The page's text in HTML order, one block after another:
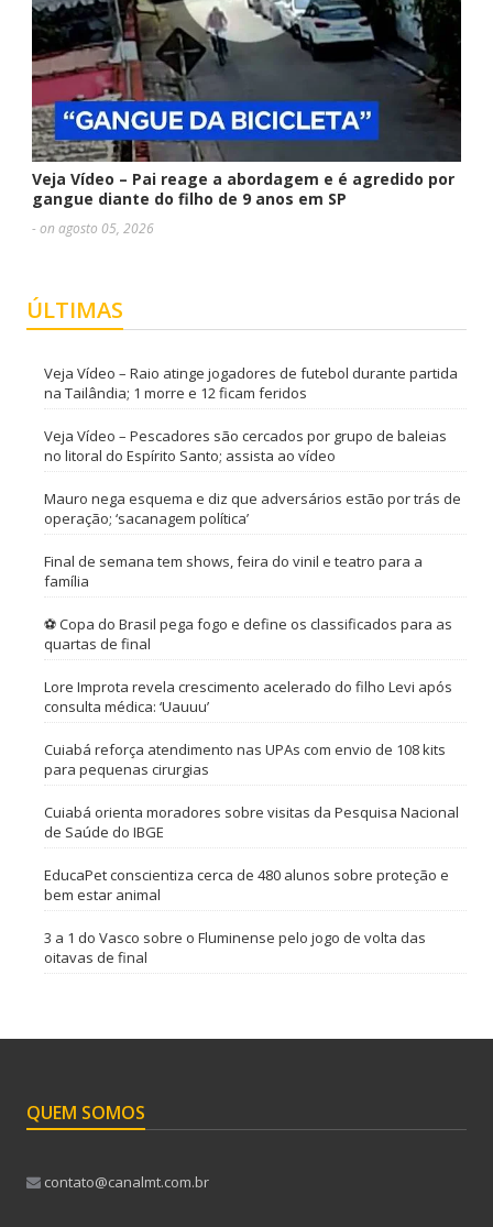
Veja Vídeo – Pai reage a abordagem e é agredido por
gangue diante do filho de 9 anos em SP
- on agosto 05, 2026
ÚLTIMAS
Veja Vídeo – Raio atinge jogadores de futebol durante partida
na Tailândia; 1 morre e 12 ficam feridos
Veja Vídeo – Pescadores são cercados por grupo de baleias
no litoral do Espírito Santo; assista ao vídeo
Mauro nega esquema e diz que adversários estão por trás de
operação; ‘sacanagem política’
Final de semana tem shows, feira do vinil e teatro para a
família
⚽ Copa do Brasil pega fogo e define os classificados para as
quartas de final
Lore Improta revela crescimento acelerado do filho Levi após
consulta médica: ‘Uauuu’
Cuiabá reforça atendimento nas UPAs com envio de 108 kits
para pequenas cirurgias
Cuiabá orienta moradores sobre visitas da Pesquisa Nacional
de Saúde do IBGE
EducaPet conscientiza cerca de 480 alunos sobre proteção e
bem estar animal
3 a 1 do Vasco sobre o Fluminense pelo jogo de volta das
oitavas de final
QUEM SOMOS
contato@canalmt.com.br